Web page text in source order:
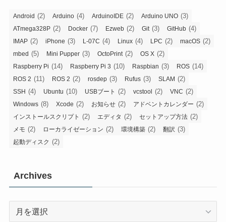
Android (2) Arduino (4) ArduinoIDE (2) Arduino UNO (3)
ATmega328P (2) Docker (7) Ezweb (2) Git(3) GitHub (4)
IMAP (2) iPhone (3) L-07C (4) Linux (4) LPC (2) macOS (2)
mbed (5) Mini Pupper (3) OctoPrint(2) OS X (2)
Raspberry Pi (14) Raspberry Pi 3 (10) Raspbian (3) ROS (14)
ROS 2 (11) ROS 2 (2) rosdep (3) Rufus (3) SLAM (2)
SSH (4) Ubuntu (10) USBブート (2) vcstool (2) VNC (2)
Windows (8) Xcode (2) お知らせ (2) アドベントカレンダー (2)
インストールスクリプト (2) エディタ (2) セットアップ方法 (2)
メモ (2) ローカライゼーション (2) 環境構築 (2) 翻訳 (3)
起動ディスク (2)
Archives
Archives